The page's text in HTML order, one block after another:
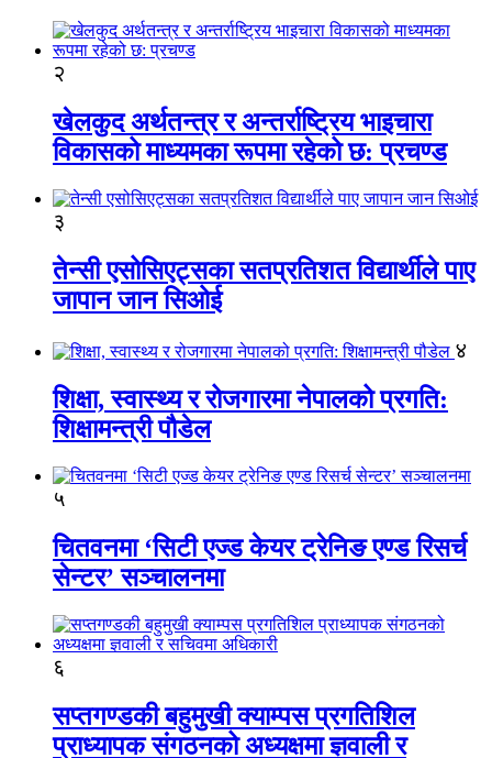
२
खेलकुद अर्थतन्त्र र अन्तर्राष्ट्रिय भाइचारा
विकासको माध्यमका रूपमा रहेको छ: प्रचण्ड
३
तेन्सी एसोसिएट्सका सतप्रतिशत विद्यार्थीले पाए
जापान जान सिओई
४
शिक्षा, स्वास्थ्य र रोजगारमा नेपालको प्रगति:
शिक्षामन्त्री पौडेल
५
चितवनमा ‘सिटी एज्ड केयर ट्रेनिङ एण्ड रिसर्च
सेन्टर’ सञ्चालनमा
६
सप्तगण्डकी बहुमुखी क्याम्पस प्रगतिशिल
प्राध्यापक संगठनको अध्यक्षमा ज्ञवाली र